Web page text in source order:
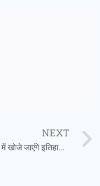
NEXT
छत्तीसगढ़ की धरती में खोजे जाएंगे इतिहास के नए अध्याय